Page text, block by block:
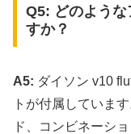
Q5: どのような
すか？
A5: ダイソン v10
トが付属していま
ド、コンビネーシ